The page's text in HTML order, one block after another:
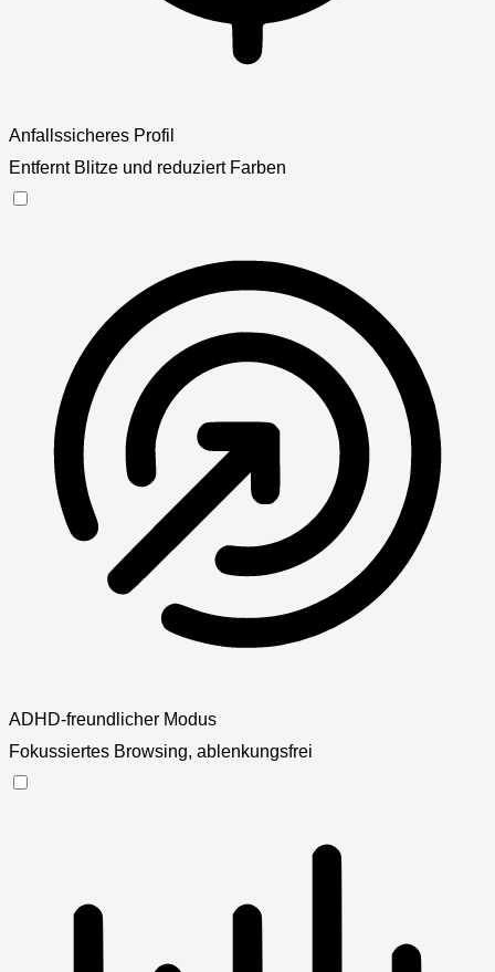
Anfallssicheres Profil
Entfernt Blitze und reduziert Farben
ADHD-freundlicher Modus
Fokussiertes Browsing, ablenkungsfrei